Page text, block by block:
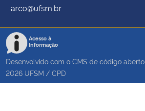
arco@ufsm.br
Acesso à
Informação
Desenvolvido com o CMS de código aberto
2026 UFSM / CPD